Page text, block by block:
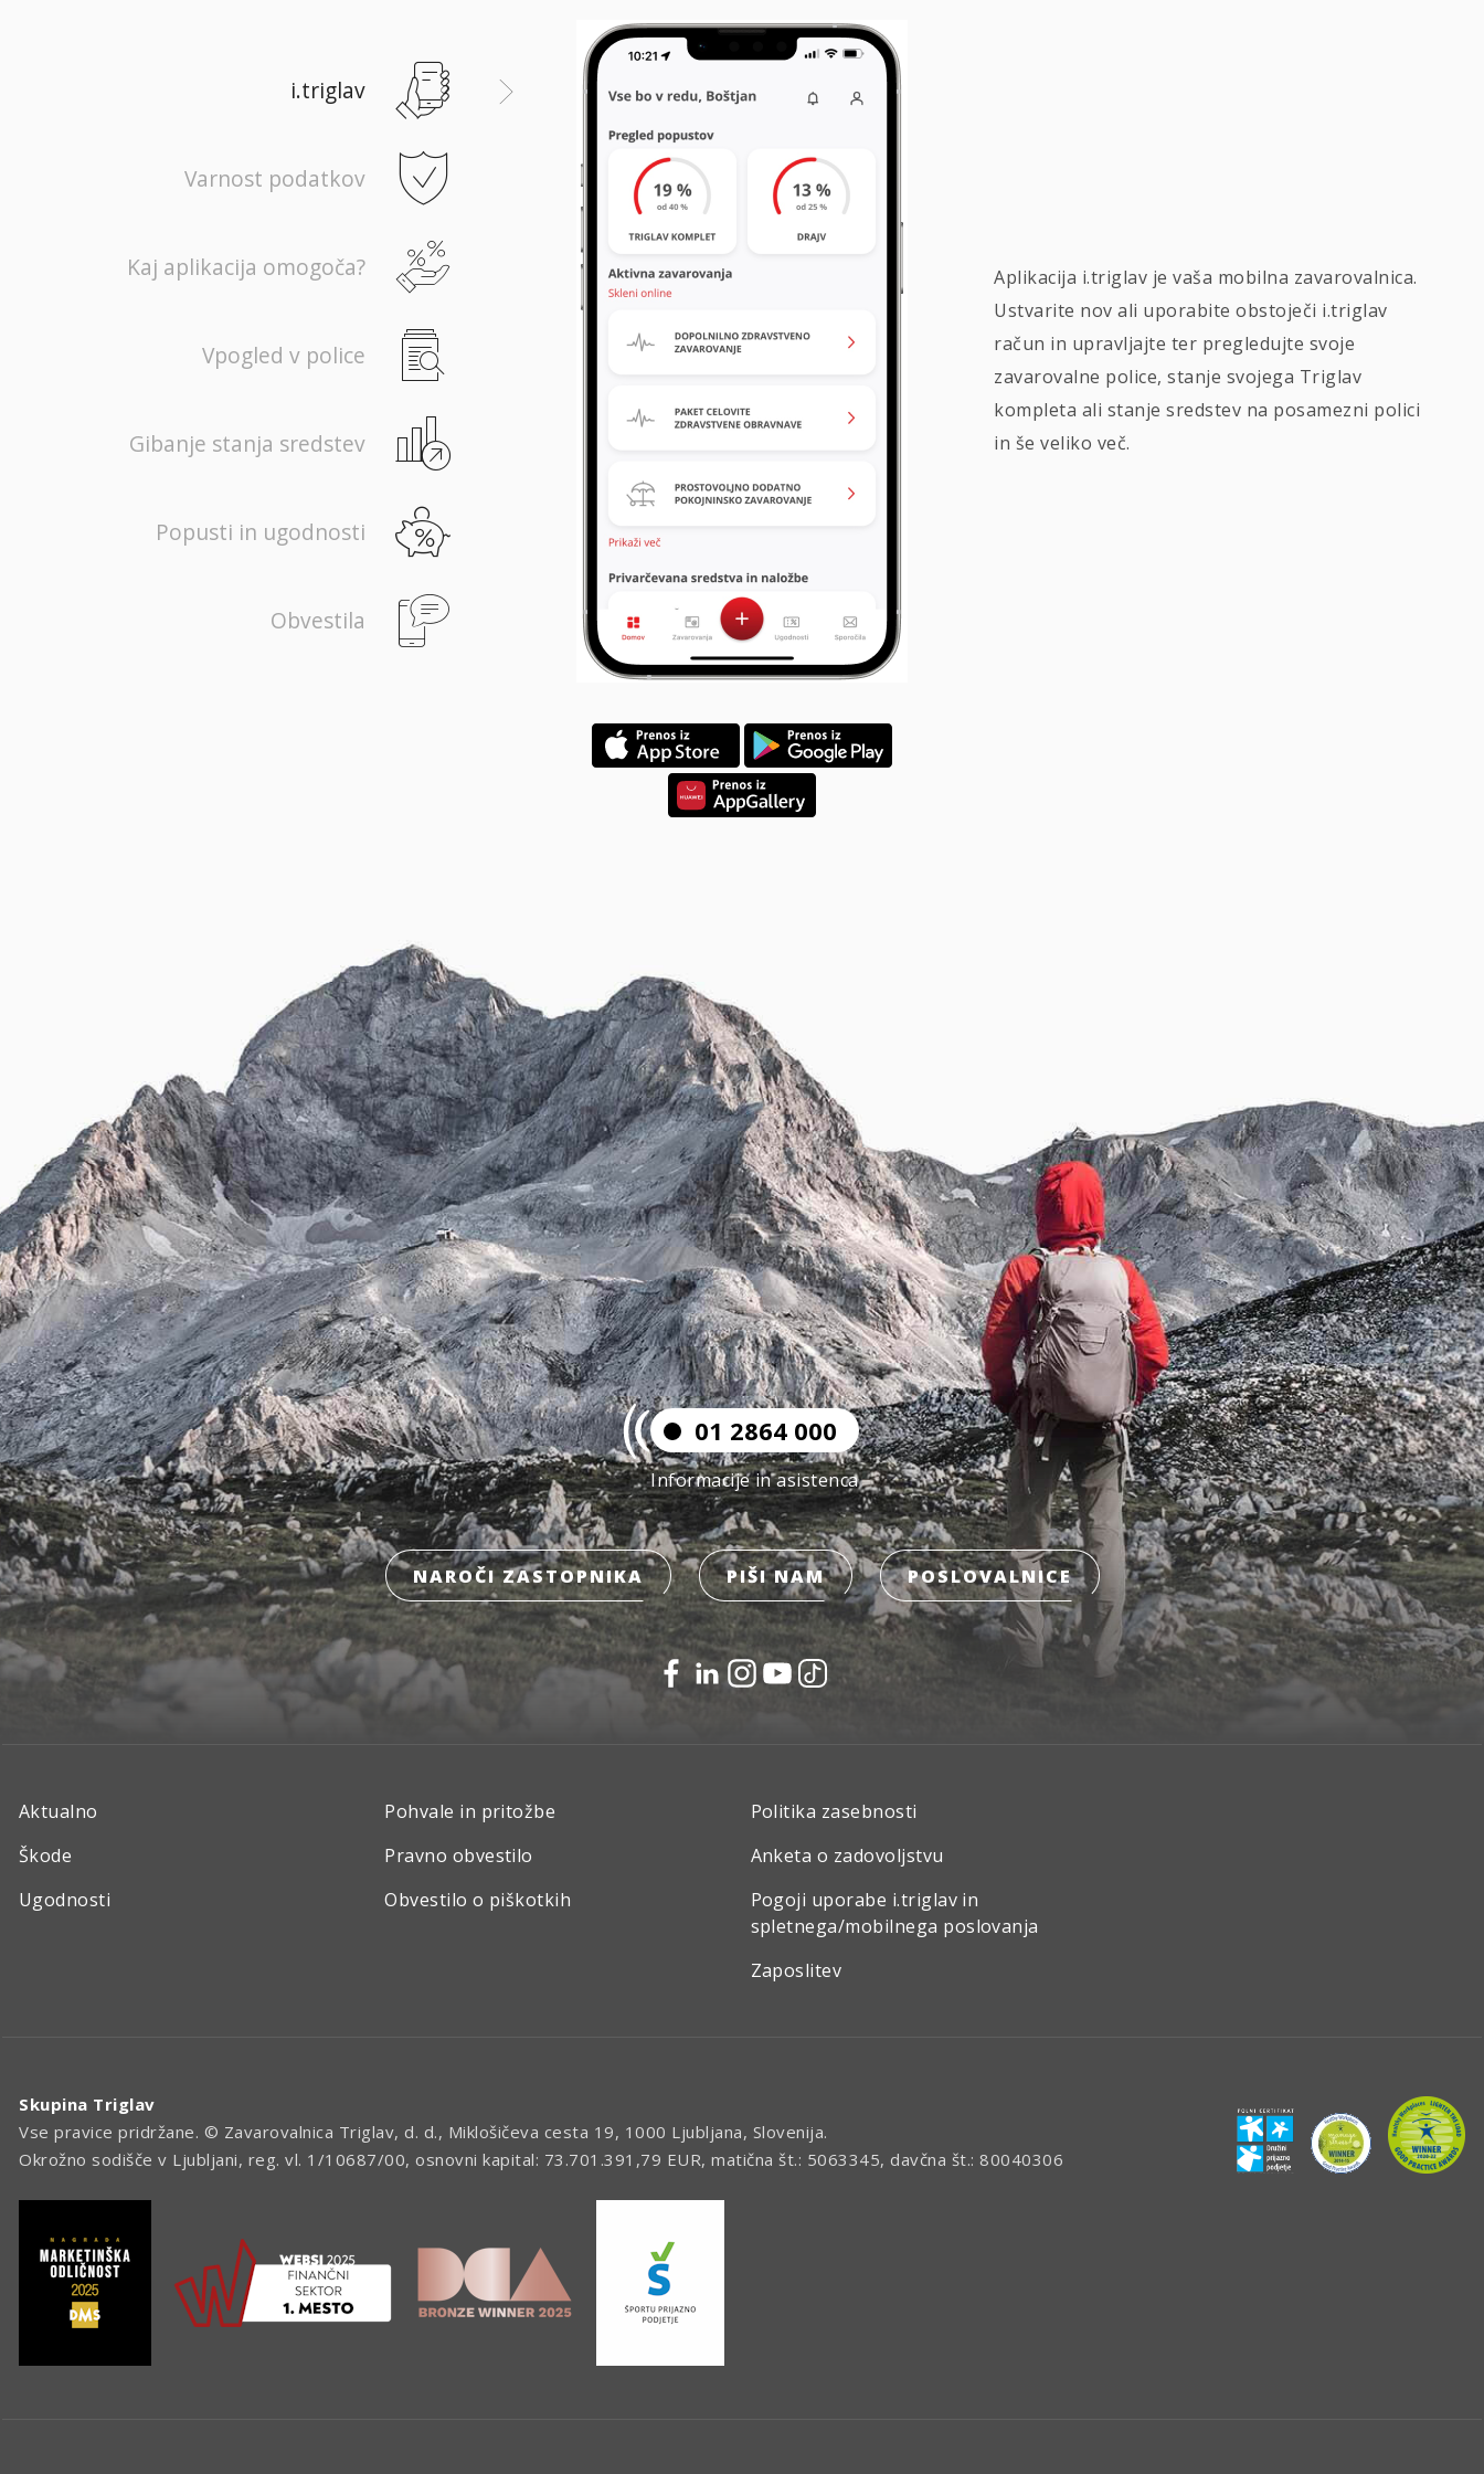
i.triglav
Varnost podatkov
Kaj aplikacija omogoča?
Vpogled v police
Gibanje stanja sredstev
Popusti in ugodnosti
Obvestila
Aplikacija i.triglav je vaša mobilna zavarovalnica.
Ustvarite nov ali uporabite obstoječi i.triglav
račun in upravljajte ter pregledujte svoje
zavarovalne police, stanje svojega Triglav
kompleta ali stanje sredstev na posamezni polici
in še veliko več.
01 2864 000
Informacije in asistenca
NAROČI ZASTOPNIKA PIŠI NAM POSLOVALNICE
Aktualno
Škode
Ugodnosti
Pohvale in pritožbe
Pravno obvestilo
Obvestilo o piškotkih
Politika zasebnosti
Anketa o zadovoljstvu
Pogoji uporabe i.triglav in
spletnega/mobilnega poslovanja
Zaposlitev
Skupina Triglav
Vse pravice pridržane. © Zavarovalnica Triglav, d. d., Miklošičeva cesta 19, 1000 Ljubljana, Slovenija.
Okrožno sodišče v Ljubljani, reg. vl. 1/10687/00, osnovni kapital: 73.701.391,79 EUR, matična št.: 5063345, davčna št.: 80040306